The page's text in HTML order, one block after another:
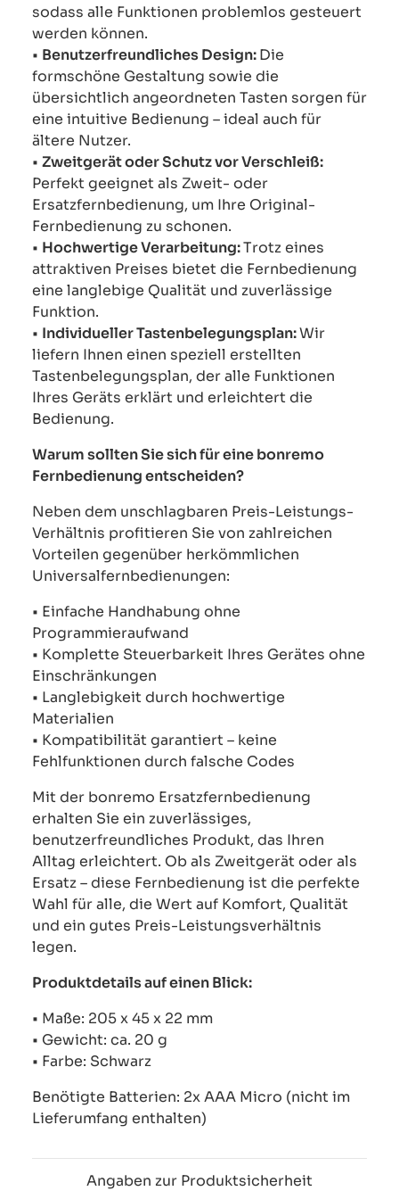
sodass alle Funktionen problemlos gesteuert
werden können.
• Benutzerfreundliches Design:Die
formschöne Gestaltung sowie die
übersichtlich angeordneten Tasten sorgen für
eine intuitive Bedienung – ideal auch für
ältere Nutzer.
• Zweitgerät oder Schutz vor Verschleiß:
Perfekt geeignet als Zweit- oder
Ersatzfernbedienung, um Ihre Original-
Fernbedienung zu schonen.
• Hochwertige Verarbeitung:Trotz eines
attraktiven Preises bietet die Fernbedienung
eine langlebige Qualität und zuverlässige
Funktion.
• Individueller Tastenbelegungsplan:Wir
liefern Ihnen einen speziell erstellten
Tastenbelegungsplan, der alle Funktionen
Ihres Geräts erklärt und erleichtert die
Bedienung.
Warum sollten Sie sich für eine bonremo
Fernbedienung entscheiden?
Neben dem unschlagbaren Preis-Leistungs-
Verhältnis profitieren Sie von zahlreichen
Vorteilen gegenüber herkömmlichen
Universalfernbedienungen:
• Einfache Handhabung ohne
Programmieraufwand
• Komplette Steuerbarkeit Ihres Gerätes ohne
Einschränkungen
• Langlebigkeit durch hochwertige
Materialien
• Kompatibilität garantiert – keine
Fehlfunktionen durch falsche Codes
Mit der bonremo Ersatzfernbedienung
erhalten Sie ein zuverlässiges,
benutzerfreundliches Produkt, das Ihren
Alltag erleichtert. Ob als Zweitgerät oder als
Ersatz – diese Fernbedienung ist die perfekte
Wahl für alle, die Wert auf Komfort, Qualität
und ein gutes Preis-Leistungsverhältnis
legen.
Produktdetails auf einen Blick:
• Maße: 205 x 45 x 22 mm
• Gewicht: ca. 20 g
• Farbe: Schwarz
Benötigte Batterien: 2x AAA Micro (nicht im
Lieferumfang enthalten)
Angaben zur Produktsicherheit